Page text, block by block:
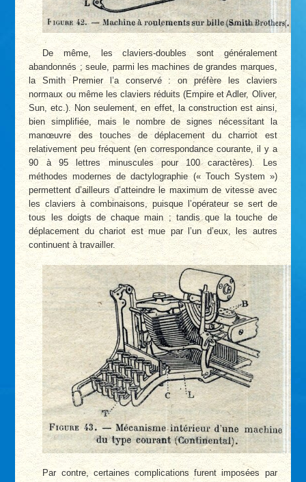
De même, les claviers-doubles sont généralement
abandonnés ; seule, parmi les machines de grandes marques,
la Smith Premier l’a conservé : on préfère les claviers
normaux ou même les claviers réduits (Empire et Adler, Oliver,
Sun, etc.). Non seulement, en effet, la construction est ainsi,
bien simplifiée, mais le nombre de signes nécessitant la
manœuvre des touches de déplacement du charriot est
relativement peu fréquent (en correspondance courante, il y a
90 à 95 lettres minuscules pour 100 caractères). Les
méthodes modernes de dactylographie (« Touch System »)
permettent d’ailleurs d’atteindre le maximum de vitesse avec
les claviers à combinaisons, puisque l’opérateur se sert de
tous les doigts de chaque main ; tandis que la touche de
déplacement du chariot est mue par l’un d’eux, les autres
continuent à travailler.
Par contre, certaines complications furent imposées par